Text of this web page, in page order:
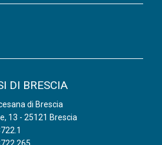
DI BRESCIA
di Brescia
13 - 25121 Brescia